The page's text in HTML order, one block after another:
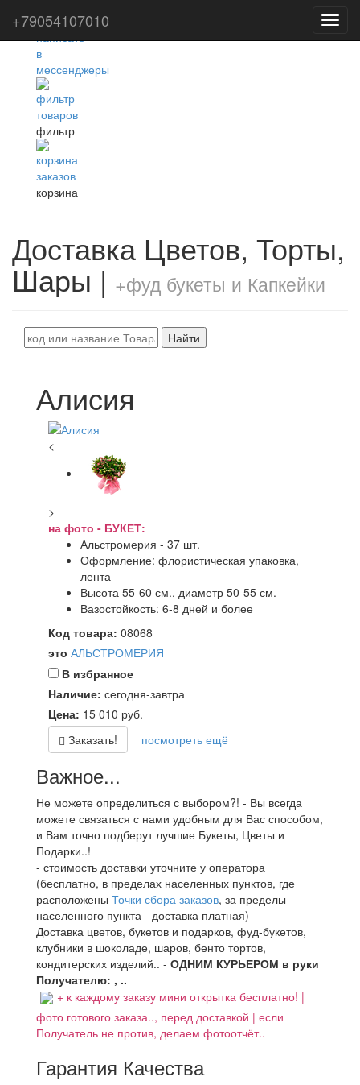
фильтр
корзина
Доставка Цветов, Торты,
Шары | +фуд букеты и Капкейки
Найти
Алисия
<
>
на фото - БУКЕТ:
Альстромерия - 37 шт.
Оформление: флористическая упаковка,
лента
Высота 55-60 см., диаметр 50-55 см.
Вазостойкость: 6-8 дней и более
Код товара: 08068
это АЛЬСТРОМЕРИЯ
В избранное
Наличие: сегодня-завтра
Цена: 15 010 руб.
Заказать!
посмотреть ещё
Важное...
Не можете определиться с выбором?! - Вы всегда
можете связаться с нами удобным для Вас способом,
и Вам точно подберут лучшие Букеты, Цветы и
Подарки..!
- стоимость доставки уточните у оператора
(бесплатно, в пределах населенных пунктов, где
расположены Точки сбора заказов, за пределы
населенного пункта - доставка платная)
Доставка цветов, букетов и подарков, фуд-букетов,
клубники в шоколаде, шаров, бенто тортов,
кондитерских изделий.. - ОДНИМ КУРЬЕРОМ в руки
Получателю: , ..
+ к каждому заказу мини открытка бесплатно! |
фото готового заказа.., перед доставкой | если
Получатель не против, делаем фотоотчёт..
Гарантия Качества
+79054107010